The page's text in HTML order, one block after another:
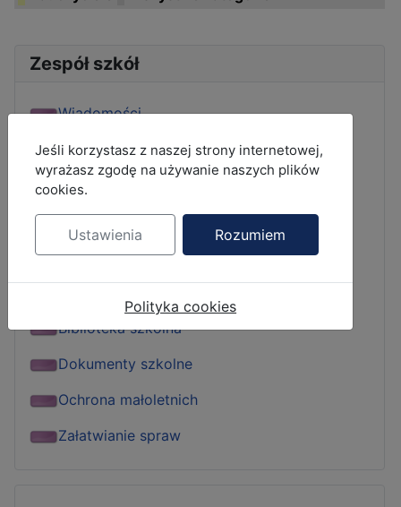
Zespół szkół
Wiadomości
Dyrekcja
Grono pedagogiczne
Kontakty
Kalendarium
Biblioteka szkolna
Dokumenty szkolne
Ochrona małoletnich
Załatwianie spraw
MOD_JBCOOKIES_LANG_HEADER_DEFAULT
Jeśli korzystasz z naszej strony internetowej,
wyrażasz zgodę na używanie naszych plików
cookies.
Ustawienia Rozumiem
Polityka cookies